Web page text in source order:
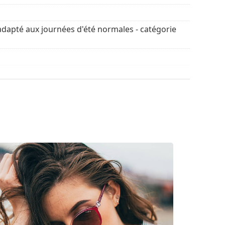
des lunettes de soleil. Certains modèles
d'autres modèles de marques
aux journées d'été normales - catégorie